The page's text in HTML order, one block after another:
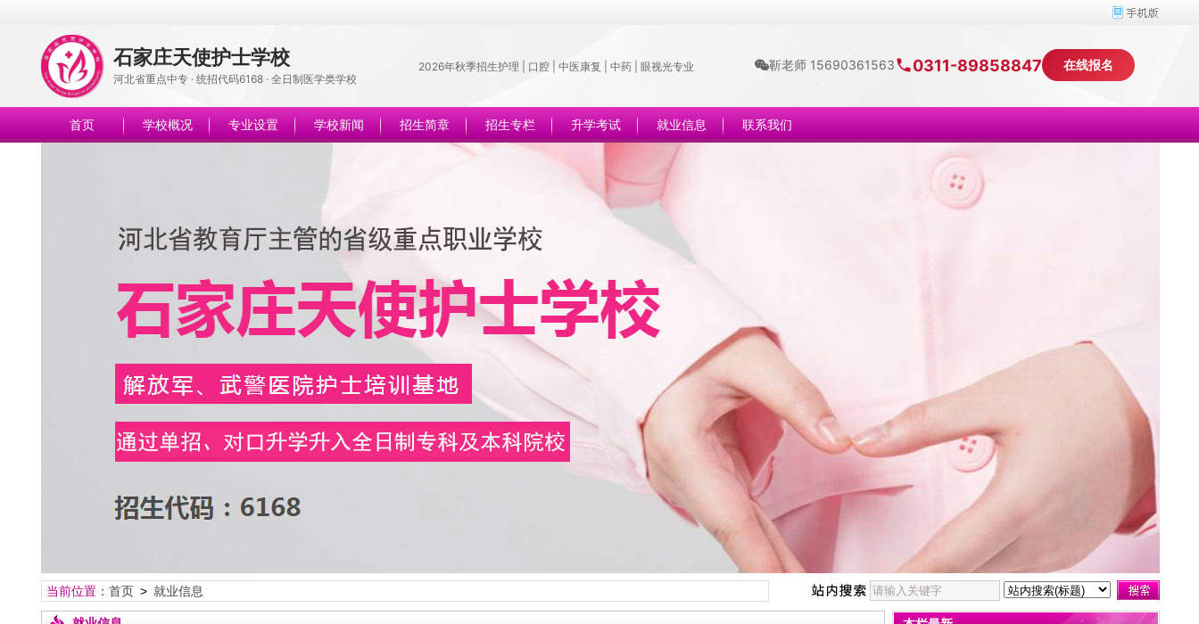
石家庄天使护士学校
河北省重点中专 · 统招代码6168 · 全日制医学类学校
2026年秋季招生护理 | 口腔 | 中医康复 | 中药 | 眼视光专业 靳老师 15690361563 0311-89858847 在线报名
首页 学校概况 专业设置 学校新闻 招生简章 招生专栏 升学考试 就业信息 联系我们
当前位置： 首页> 就业信息